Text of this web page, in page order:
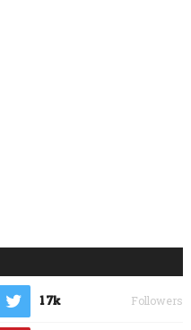
1.7k Followers